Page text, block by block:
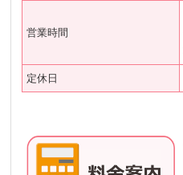
営業時間
定休日